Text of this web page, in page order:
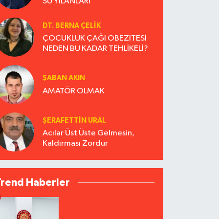
DT. BERNA ÇELIK
ÇOCUKLUK ÇAĞI OBEZİTESİ
NEDEN BU KADAR TEHLİKELİ?
ŞABAN AKIN
AMATÖR OLMAK
ŞERAFETTIN URAL
Acılar Üst Üste Gelmesin,
Kaldırması Zordur
Haberler